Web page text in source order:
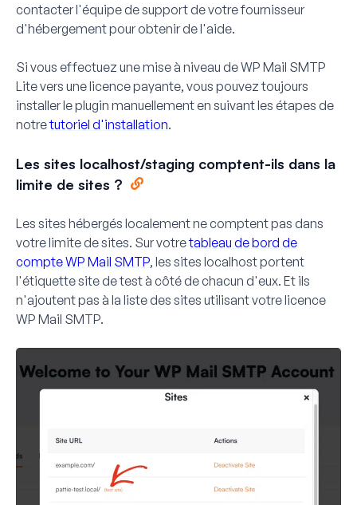
contacter l'équipe de support de votre fournisseur
d'hébergement pour obtenir de l'aide.
Si vous effectuez une mise à niveau de WP Mail SMTP
Lite vers une licence payante, vous pouvez toujours
installer le plugin manuellement en suivant les étapes de
notretutoriel d'installation.
Les sites localhost/staging comptent-ils dans la
limite de sites ?
Les sites hébergés localement ne comptent pas dans
votre limite de sites. Sur votretableau de bord de
compte WP Mail SMTP, les sites localhost portent
l'étiquettesite de testà côté de chacun d'eux. Et ils
n'ajoutent pas à la liste des sites utilisant votre licence
WP Mail SMTP.